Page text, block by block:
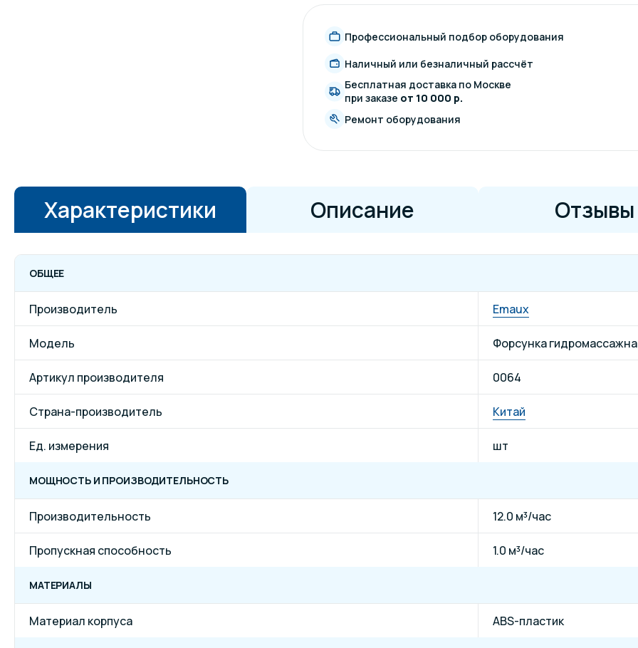
Профессиональный подбор оборудования
Наличный или безналичный рассчёт
Бесплатная доставка по Москве
при заказе от 10 000 р.
Ремонт оборудования
Характеристики Описание Отзывы
ОБЩЕЕ
Производитель Emaux
Модель Форсунка
Артикул производителя 0064
Страна-производитель Китай
Ед. измерения шт
МОЩНОСТЬ И ПРОИЗВОДИТЕЛЬНОСТЬ
Производительность 12.0 м³/час
Пропускная способность 1.0 м³/час
МАТЕРИАЛЫ
Материал корпуса ABS-пластик